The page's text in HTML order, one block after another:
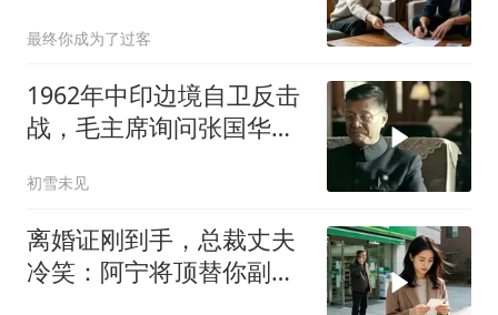
最终你成为了过客
1962年中印边境自卫反击
战，毛主席询问张国华能
初雪未见
离婚证刚到手，总裁丈夫
冷笑：阿宁将顶替你副总